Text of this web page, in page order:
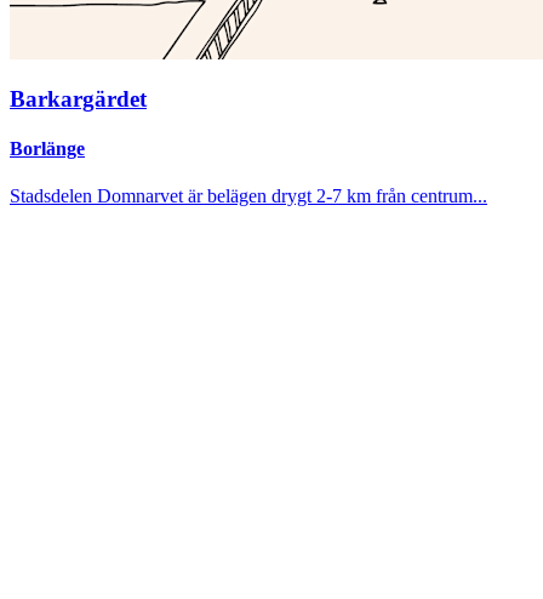
Barkargärdet
Borlänge
Stadsdelen Domnarvet är belägen drygt 2-7 km från centrum...